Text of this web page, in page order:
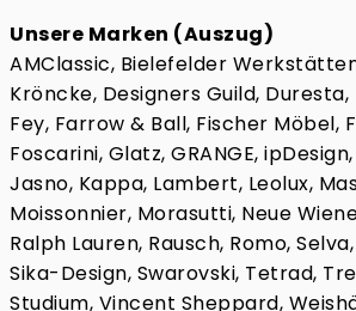
Unsere Marken (Auszug)
AMClassic, Bielefelder
Kröncke, Designers Guild, Duresta,
Fey, Farrow & Ball, Fischer Möbel,
Foscarini, Glatz, GRANGE,
Jasno, Kappa, Lambert, Leolux,
Moissonnier, Morasutti, Neue
Ralph Lauren, Rausch, Romo,
Sika-Design, Swarovski, Tetrad,
Studium, Vincent Sheppard,